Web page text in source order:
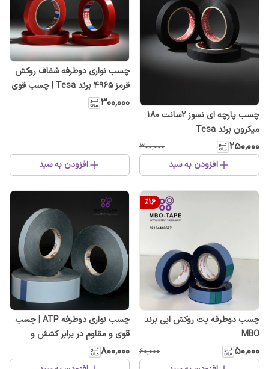
چسب پارچه ای نسوز ۲سانت ۱۸۰
میکرون برند Tesa
۲۵۰٬۰۰۰ ۳۰۰٬۰۰۰
افزودن به سبد
چسب نواری دوطرفه شفاف روکش
قرمز 4965 برند Tesa | چسب قوی
و باکیفیت صنعتی
۳۰۰٬۰۰۰
افزودن به سبد
%16
چسب دو‌طرفه پت روکش ابی برند
MBO
۵۰٬۰۰۰ ۶۰٬۰۰۰
چسب نواری دوطرفه ATP | چسب
قوی و مقاوم در برابر کشش و
حرارت ۱۶۰ میکرون
۸۰۰٬۰۰۰